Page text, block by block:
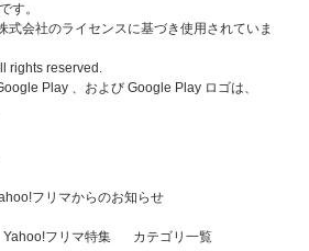
す。
式会社のライセンスに基づき使用されていま
rights reserved.
Play 、および Google Play ロゴは、
フリマからのお知らせ
Yahoo!フリマ特集 カテゴリ一覧